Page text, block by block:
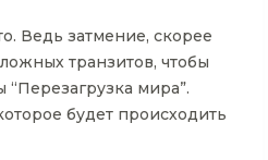
Ведь затмение, скорее
транзитов, чтобы
мира”.
будет происходить